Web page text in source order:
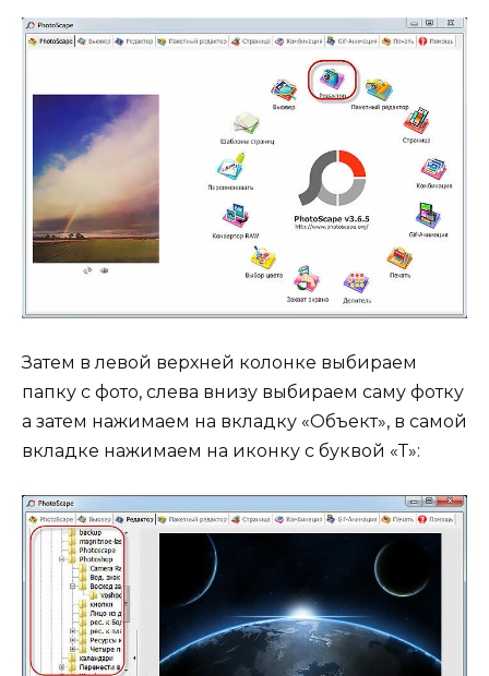
Затем в левой верхней колонке выбираем
папку с фото, слева внизу выбираем саму фотку
а затем нажимаем на вкладку «Объект», в самой
вкладке нажимаем на иконку с буквой «Т»: